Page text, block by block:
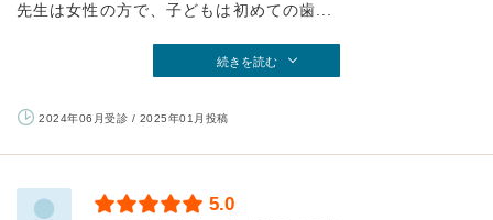
先生は女性の方で、子どもは初めての歯...
続きを読む
2024年06月受診 / 2025年01月投稿
5.0